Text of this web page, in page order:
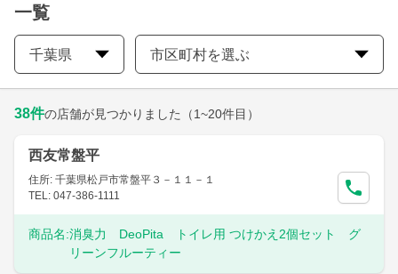
一覧
千葉県 市区町村を選ぶ
38件の店舗が見つかりました （1~20件目）
西友常盤平
住所: 千葉県松戸市常盤平３－１１－１
TEL: 047-386-1111
商品名:消臭力 DeoPita トイレ用 つけかえ2個セット グ
リーンフルーティー